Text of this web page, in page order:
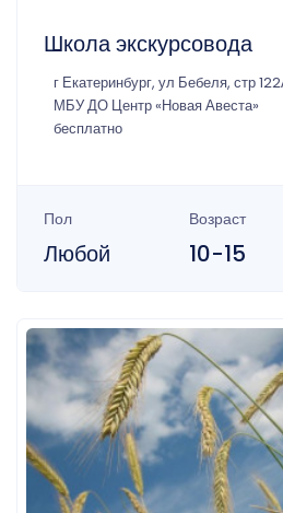
Школа экскурсовода
г Екатеринбург, ул Бебеля, стр
МБУ ДО Центр «Новая Авеста»
бесплатно
Пол
Любой
Возраст
10-15